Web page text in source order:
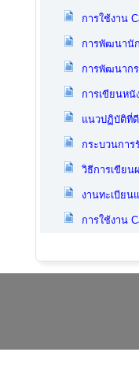
การใช้งาน
การพัฒนานั
การพัฒนาก
การเขียนห
แนวปฏิบัติที่
กระบวนการ
วิธีการเขียน
งานทะเบีย
การใช้งาน